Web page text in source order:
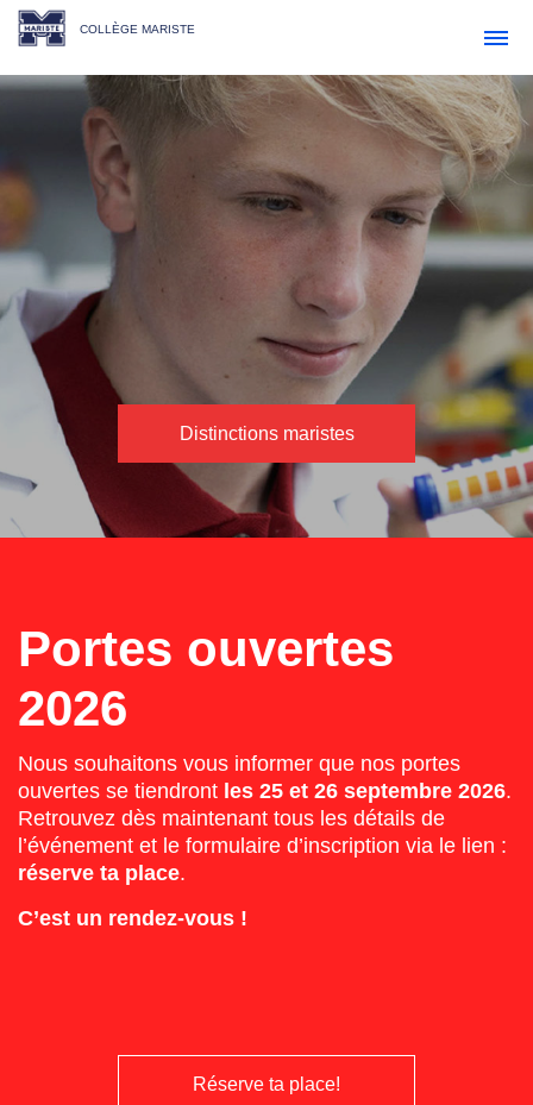
COLLÈGE MARISTE
Distinctions maristes
Portes ouvertes
2026
Nous souhaitons vous informer que nos portes
ouvertes se tiendront les 25 et 26 septembre 2026.
Retrouvez dès maintenant tous les détails de
l’événement et le formulaire d’inscription via le lien :
réserve ta place.
C’est un rendez-vous !
Réserve ta place!